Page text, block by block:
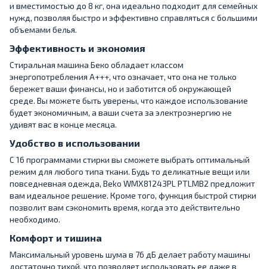
и вместимостью до 8 кг, она идеально подходит для семейных
нужд, позволяя быстро и эффективно справляться с большими
объемами белья.
Эффективность и экономия
Стиральная машина Беко обладает классом
энергопотребления A+++, что означает, что она не только
бережет ваши финансы, но и заботится об окружающей
среде. Вы можете быть уверены, что каждое использование
будет экономичным, а ваши счета за электроэнергию не
удивят вас в конце месяца.
Удобство в использовании
С 16 программами стирки вы сможете выбрать оптимальный
режим для любого типа ткани. Будь то деликатные вещи или
повседневная одежда, Beko WMX81243PL PTLMB2 предложит
вам идеальное решение. Кроме того, функция быстрой стирки
позволит вам сэкономить время, когда это действительно
необходимо.
Комфорт и тишина
Максимальный уровень шума в 76 дБ делает работу машины
достаточно тихой, что позволяет использовать ее даже в